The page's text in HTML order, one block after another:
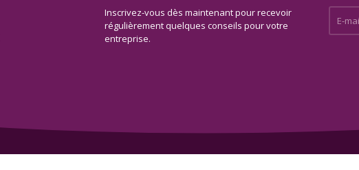
Inscrivez-vous dès maintenant pour recevoir
régulièrement quelques conseils pour votre
entreprise.